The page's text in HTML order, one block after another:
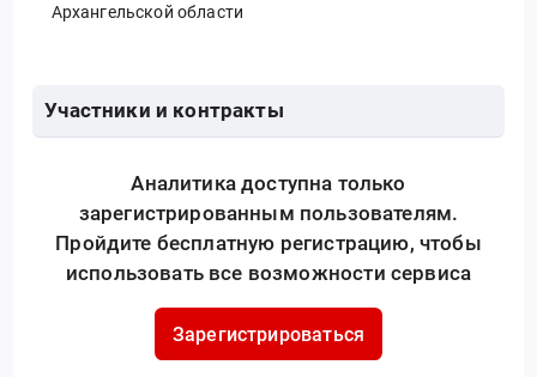
Архангельской области
Участники и контракты
Аналитика доступна только
зарегистрированным пользователям.
Пройдите бесплатную регистрацию, чтобы
использовать все возможности сервиса
Зарегистрироваться